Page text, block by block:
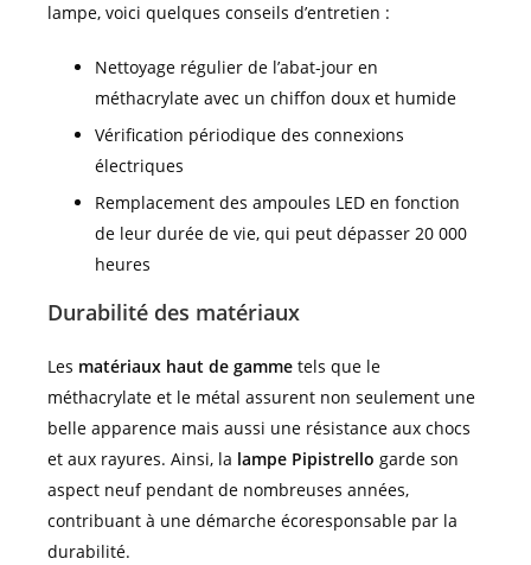
lampe, voici quelques conseils d’entretien :
Nettoyage régulier de l’abat-jour en
méthacrylate avec un chiffon doux et humide
Vérification périodique des connexions
électriques
Remplacement des ampoules LED en fonction
de leur durée de vie, qui peut dépasser 20 000
heures
Durabilité des matériaux
Les matériaux haut de gamme tels que le
méthacrylate et le métal assurent non seulement une
belle apparence mais aussi une résistance aux chocs
et aux rayures. Ainsi, la lampe Pipistrello garde son
aspect neuf pendant de nombreuses années,
contribuant à une démarche écoresponsable par la
durabilité.